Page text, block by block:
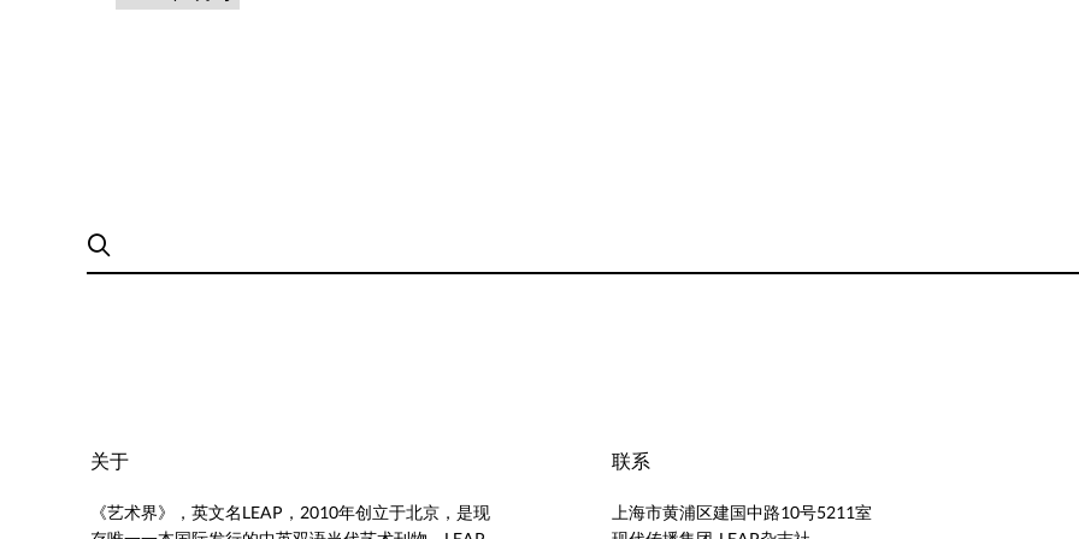
关于
《艺术界》，英文名LEAP，2010年创立于北京，是现
联系
上海市黄浦区建国中路10号5211室